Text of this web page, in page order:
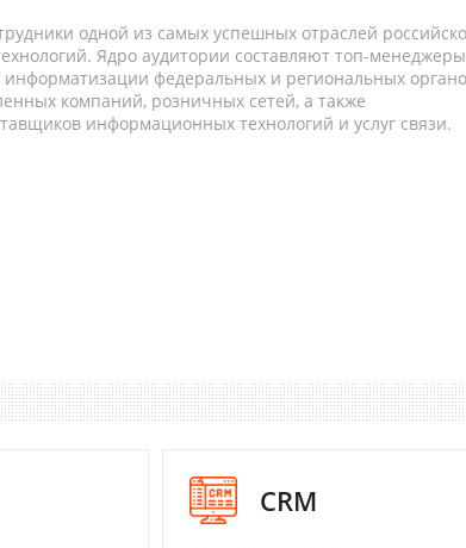
одной из самых успешных отраслей
Ядро аудитории составляют топ-
федеральных и региональных
компаний, розничных сетей, а также
информационных технологий и услуг связи.
CRM